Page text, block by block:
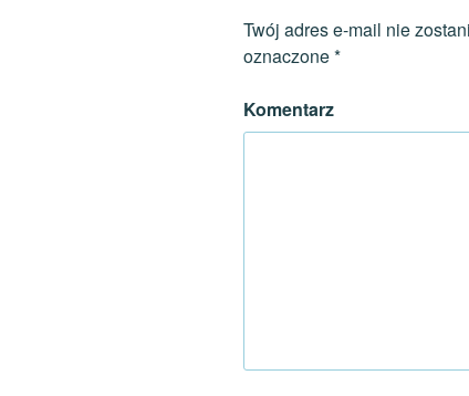
Twój adres e-mail nie
oznaczone*
Komentarz